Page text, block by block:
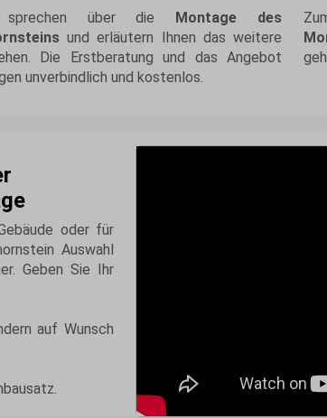
sprechen über die Montage des
und erläutern Ihnen das weitere
Die Erstberatung und das Angebot
unverbindlich und kostenlos.
oder für
Auswahl
Geben Sie Ihr
auf Wunsch